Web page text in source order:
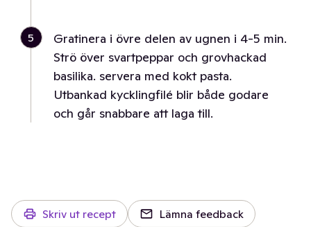
5
Gratinera i övre delen av ugnen i 4-5 min.
Strö över svartpeppar och grovhackad
basilika. servera med kokt pasta.
Utbankad kycklingfilé blir både godare
och går snabbare att laga till.
Skriv ut recept Lämna feedback